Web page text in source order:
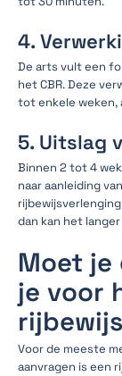
4.
De arts vult een
het CBR. Deze
tot enkele weken,
5. Uitslag
Binnen 2 tot 4
naar aanleiding
dan kan het
Moet je
je voor
Voor de meeste
aanvragen is een